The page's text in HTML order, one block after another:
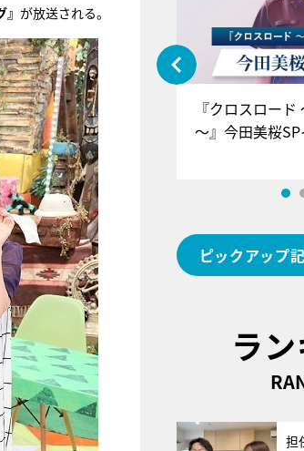
が放送される。
げーみんぐ』＝LOV
佐々木舞香SPインタ
『クロスロー
～』今田美桜
ピックアップ
ラ
担